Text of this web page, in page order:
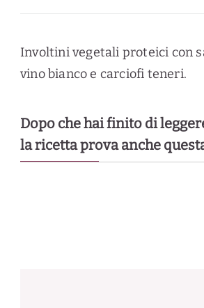
Involtini vegetali proteici con
vino bianco e carciofi teneri.
Dopo che hai finito di
la ricetta prova anche